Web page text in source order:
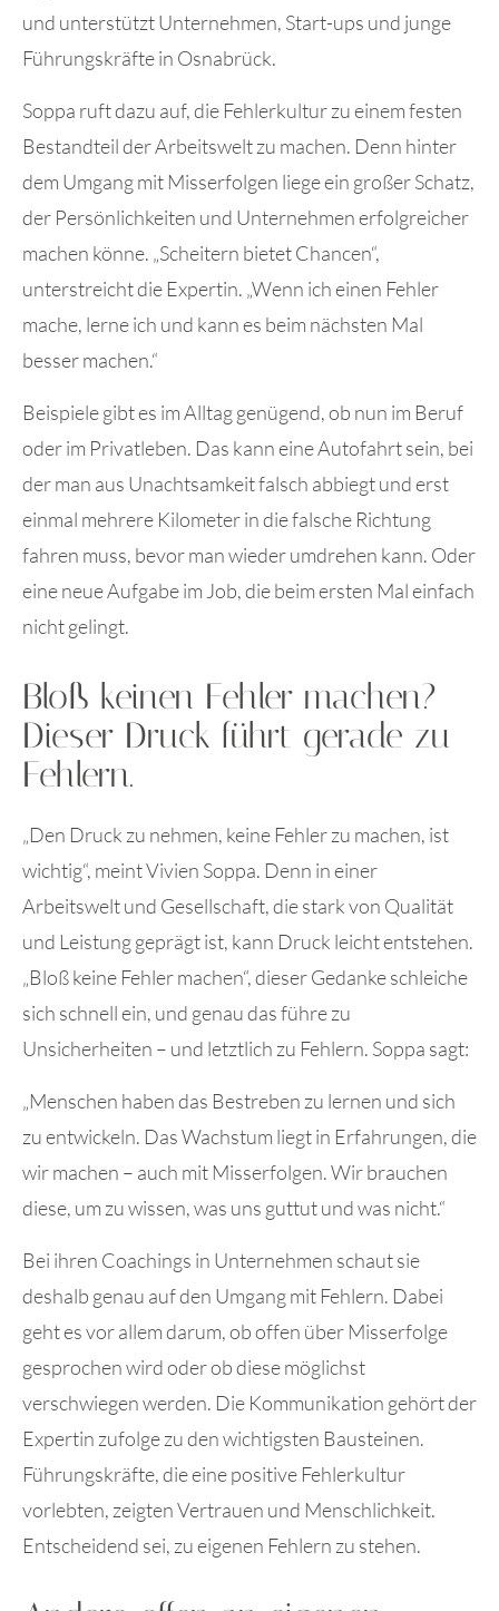
und unterstützt Unternehmen, Start-ups und junge
Führungskräfte in Osnabrück.
Soppa ruft dazu auf, die Fehlerkultur zu einem festen
Bestandteil der Arbeitswelt zu machen. Denn hinter
dem Umgang mit Misserfolgen liege ein großer Schatz,
der Persönlichkeiten und Unternehmen erfolgreicher
machen könne. „Scheitern bietet Chancen“,
unterstreicht die Expertin. „Wenn ich einen Fehler
mache, lerne ich und kann es beim nächsten Mal
besser machen.“
Beispiele gibt es im Alltag genügend, ob nun im Beruf
oder im Privatleben. Das kann eine Autofahrt sein, bei
der man aus Unachtsamkeit falsch abbiegt und erst
einmal mehrere Kilometer in die falsche Richtung
fahren muss, bevor man wieder umdrehen kann. Oder
eine neue Aufgabe im Job, die beim ersten Mal einfach
nicht gelingt.
Bloß keinen Fehler machen?
Dieser Druck führt gerade zu
Fehlern.
„Den Druck zu nehmen, keine Fehler zu machen, ist
wichtig“, meint Vivien Soppa. Denn in einer
Arbeitswelt und Gesellschaft, die stark von Qualität
und Leistung geprägt ist, kann Druck leicht entstehen.
„Bloß keine Fehler machen“, dieser Gedanke schleiche
sich schnell ein, und genau das führe zu
Unsicherheiten – und letztlich zu Fehlern. Soppa sagt:
„Menschen haben das Bestreben zu lernen und sich
zu entwickeln. Das Wachstum liegt in Erfahrungen, die
wir machen – auch mit Misserfolgen. Wir brauchen
diese, um zu wissen, was uns guttut und was nicht.“
Bei ihren Coachings in Unternehmen schaut sie
deshalb genau auf den Umgang mit Fehlern. Dabei
geht es vor allem darum, ob offen über Misserfolge
gesprochen wird oder ob diese möglichst
verschwiegen werden. Die Kommunikation gehört der
Expertin zufolge zu den wichtigsten Bausteinen.
Führungskräfte, die eine positive Fehlerkultur
vorlebten, zeigten Vertrauen und Menschlichkeit.
Entscheidend sei, zu eigenen Fehlern zu stehen.